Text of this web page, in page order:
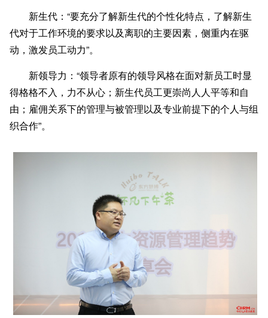
新生代 ：“要充分了解新生代的个性化特点，了解新生
代对于工作环境的要求以及离职的主要因素，侧重内在驱
动，激发员工动力”。
新领导力 ：“领导者原有的领导风格在面对新员工时显
得格格不入，力不从心；新生代员工更崇尚人人平等和自
由；雇佣关系下的管理与被管理以及专业前提下的个人与组
织合作”。